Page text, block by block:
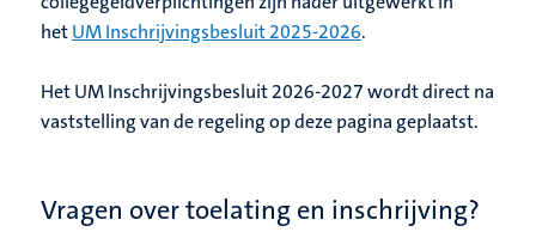
hetUM Inschrijvingsbesluit 2025-2026.
Het UM Inschrijvingsbesluit 2026-2027 wordt direct na
vaststelling van de regeling op deze pagina geplaatst.
Vragen over toelating en inschrijving?